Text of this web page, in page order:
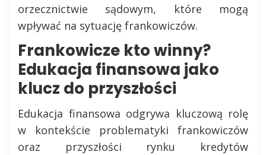
orzecznictwie sądowym, które mogą
wpływać na sytuację frankowiczów.
Frankowicze kto winny?
Edukacja finansowa jako
klucz do przyszłości
Edukacja finansowa odgrywa kluczową rolę
w kontekście problematyki frankowiczów
oraz przyszłości rynku kredytów